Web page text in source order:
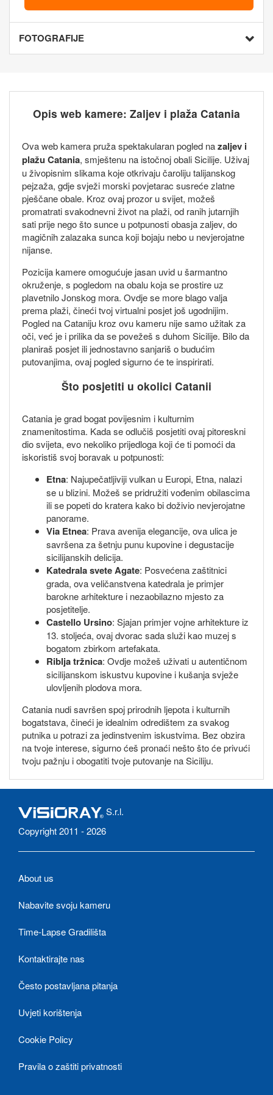
FOTOGRAFIJE
Opis web kamere: Zaljev i plaža Catania
Ova web kamera pruža spektakularan pogled nazaljev i
plažu Catania, smještenu na istočnoj obali Sicilije. Uživaj
u živopisnim slikama koje otkrivaju čaroliju talijanskog
pejzaža, gdje svježi morski povjetarac susreće zlatne
pješčane obale. Kroz ovaj prozor u svijet, možeš
promatrati svakodnevni život na plaži, od ranih jutarnjih
sati prije nego što sunce u potpunosti obasja zaljev, do
magičnih zalazaka sunca koji bojaju nebo u nevjerojatne
nijanse.
Pozicija kamere omogućuje jasan uvid u šarmantno
okruženje, s pogledom na obalu koja se prostire uz
plavetnilo Jonskog mora. Ovdje se more blago valja
prema plaži, čineći tvoj virtualni posjet još ugodnijim.
Pogled na Cataniju kroz ovu kameru nije samo užitak za
oči, već je i prilika da se povežeš s duhom Sicilije. Bilo da
planiraš posjet ili jednostavno sanjariš o budućim
putovanjima, ovaj pogled sigurno će te inspirirati.
Što posjetiti u okolici Catanii
Catania je grad bogat povijesnim i kulturnim
znamenitostima. Kada se odlučiš posjetiti ovaj pitoreskni
dio svijeta, evo nekoliko prijedloga koji će ti pomoći da
iskoristiš svoj boravak u potpunosti:
Etna: Najupečatljiviji vulkan u Europi, Etna, nalazi
se u blizini. Možeš se pridružiti vođenim obilascima
ili se popeti do kratera kako bi doživio nevjerojatne
panorame.
Via Etnea: Prava avenija elegancije, ova ulica je
savršena za šetnju punu kupovine i degustacije
sicilijanskih delicija.
Katedrala svete Agate: Posvećena zaštitnici
grada, ova veličanstvena katedrala je primjer
barokne arhitekture i nezaobilazno mjesto za
posjetitelje.
Castello Ursino: Sjajan primjer vojne arhitekture iz
13. stoljeća, ovaj dvorac sada služi kao muzej s
bogatom zbirkom artefakata.
Riblja tržnica: Ovdje možeš uživati u autentičnom
sicilijanskom iskustvu kupovine i kušanja svježe
ulovljenih plodova mora.
Catania nudi savršen spoj prirodnih ljepota i kulturnih
bogatstava, čineći je idealnim odredištem za svakog
putnika u potrazi za jedinstvenim iskustvima. Bez obzira
na tvoje interese, sigurno ćeš pronaći nešto što će privući
tvoju pažnju i obogatiti tvoje putovanje na Siciliju.
S.r.l.
Copyright 2011 - 2026
About us
Nabavite svoju kameru
Time-Lapse Gradilišta
Kontaktirajte nas
Često postavljana pitanja
Uvjeti korištenja
Cookie Policy
Pravila o zaštiti privatnosti